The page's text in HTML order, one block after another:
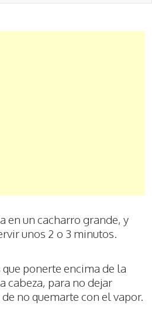
en un cacharro grande, y
unos 2 o 3 minutos.
ponerte encima de la
cabeza, para no dejar
no quemarte con el vapor.